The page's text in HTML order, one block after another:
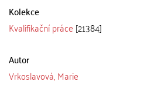
Kolekce
Kvalifikační práce [21384]
Autor
Vrkoslavová, Marie